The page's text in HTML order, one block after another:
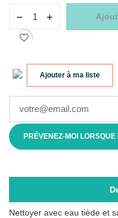
favorite_border
Ajouter à ma liste
PRÉVENEZ-MOI
Nettoyer avec eau tiède et